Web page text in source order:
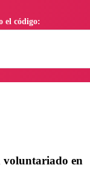
voluntariado en